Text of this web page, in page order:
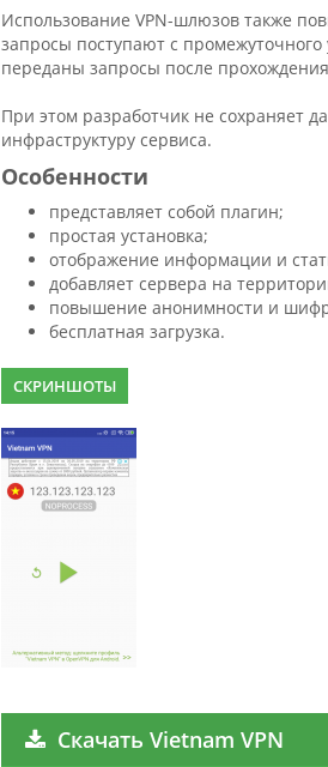
Использование VPN-шлюзов также
запросы поступают с
переданы запросы после
При этом разработчик не сохраняет
инфраструктуру сервиса.
Особенности
представляет собой плагин;
простая установка;
отображение информации и
добавляет сервера на
повышение анонимности и
бесплатная загрузка.
СКРИНШОТЫ
Скачать Vietnam VPN